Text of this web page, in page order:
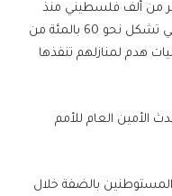
من ألف فلسطيني منذ
مطلع العام الجاري في المنطقة “ج”، التي تشكل نحو 60 بالمئة من
هدم لمنازلهم تنفذها
الأمين العام للأمم
بالضفة خلال